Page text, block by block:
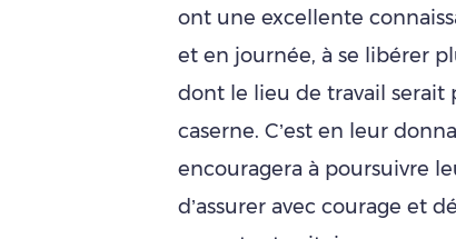
ont une excellente
et en journée, à se libérer
dont le lieu de travail serait
caserne. C’est en leur
encouragera à poursuivre
d’assurer avec courage et